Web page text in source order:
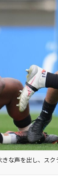
きな声を出し、ス